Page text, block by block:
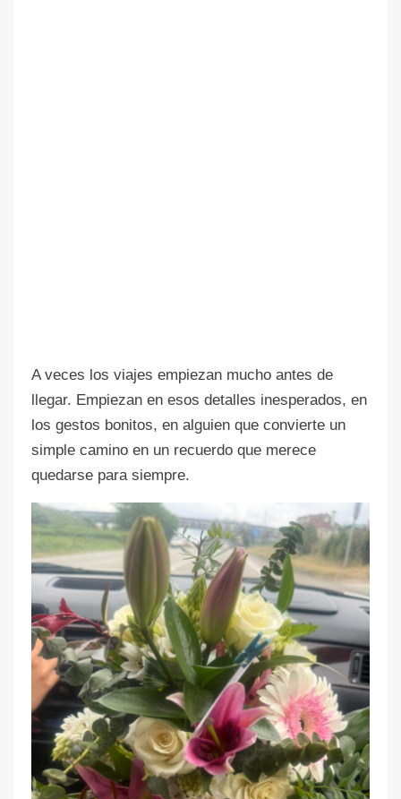
A veces los viajes empiezan mucho antes de
llegar. Empiezan en esos detalles inesperados, en
los gestos bonitos, en alguien que convierte un
simple camino en un recuerdo que merece
quedarse para siempre.